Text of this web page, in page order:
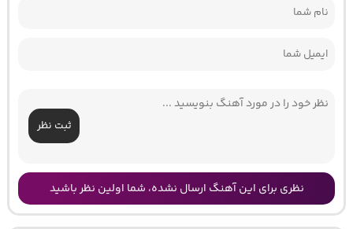
ثبت نظر
نظری برای این آهنگ ارسال نشده، شما اولین نظر باشید